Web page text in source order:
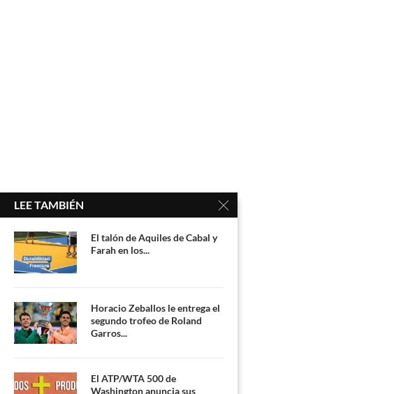
LEE TAMBIÉN
El talón de Aquiles de Cabal y
Farah en los...
Horacio Zeballos le entrega el
segundo trofeo de Roland
Garros...
El ATP/WTA 500 de
Washington anuncia sus